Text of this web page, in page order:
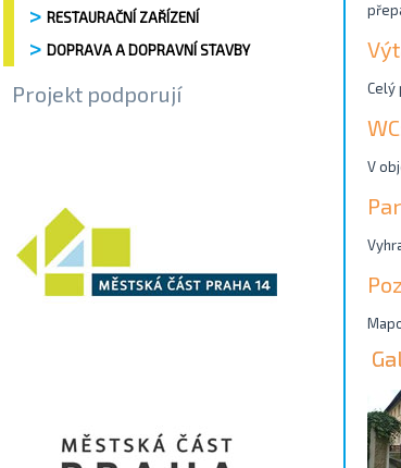
RESTAURAČNÍ ZAŘÍZENÍ
DOPRAVA A DOPRAVNÍ STAVBY
Projekt podporují Celý
V